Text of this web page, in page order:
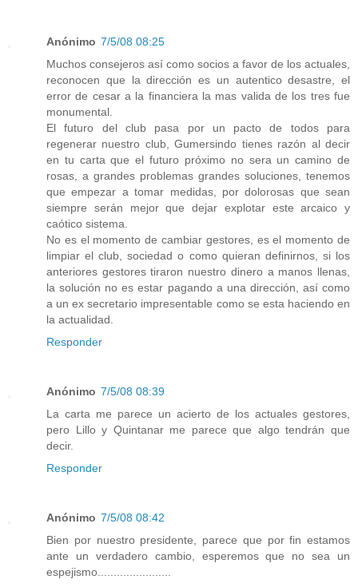
Anónimo 7/5/08 08:25
Muchos consejeros así como socios a favor de los actuales,
reconocen que la dirección es un autentico desastre, el
error de cesar a la financiera la mas valida de los tres fue
monumental.
El futuro del club pasa por un pacto de todos para
regenerar nuestro club, Gumersindo tienes razón al decir
en tu carta que el futuro próximo no sera un camino de
rosas, a grandes problemas grandes soluciones, tenemos
que empezar a tomar medidas, por dolorosas que sean
siempre serán mejor que dejar explotar este arcaico y
caótico sistema.
No es el momento de cambiar gestores, es el momento de
limpiar el club, sociedad o como quieran definirnos, si los
anteriores gestores tiraron nuestro dinero a manos llenas,
la solución no es estar pagando a una dirección, así como
a un ex secretario impresentable como se esta haciendo en
la actualidad.
Responder
Anónimo 7/5/08 08:39
La carta me parece un acierto de los actuales gestores,
pero Lillo y Quintanar me parece que algo tendrán que
decir.
Responder
Anónimo 7/5/08 08:42
Bien por nuestro presidente, parece que por fin estamos
ante un verdadero cambio, esperemos que no sea un
espejismo.......................